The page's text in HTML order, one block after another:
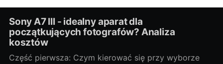
Sony A7 III - idealny aparat dla
początkujących fotografów? Analiza
kosztów
Część pierwsza: Czym kierować się przy wyborze